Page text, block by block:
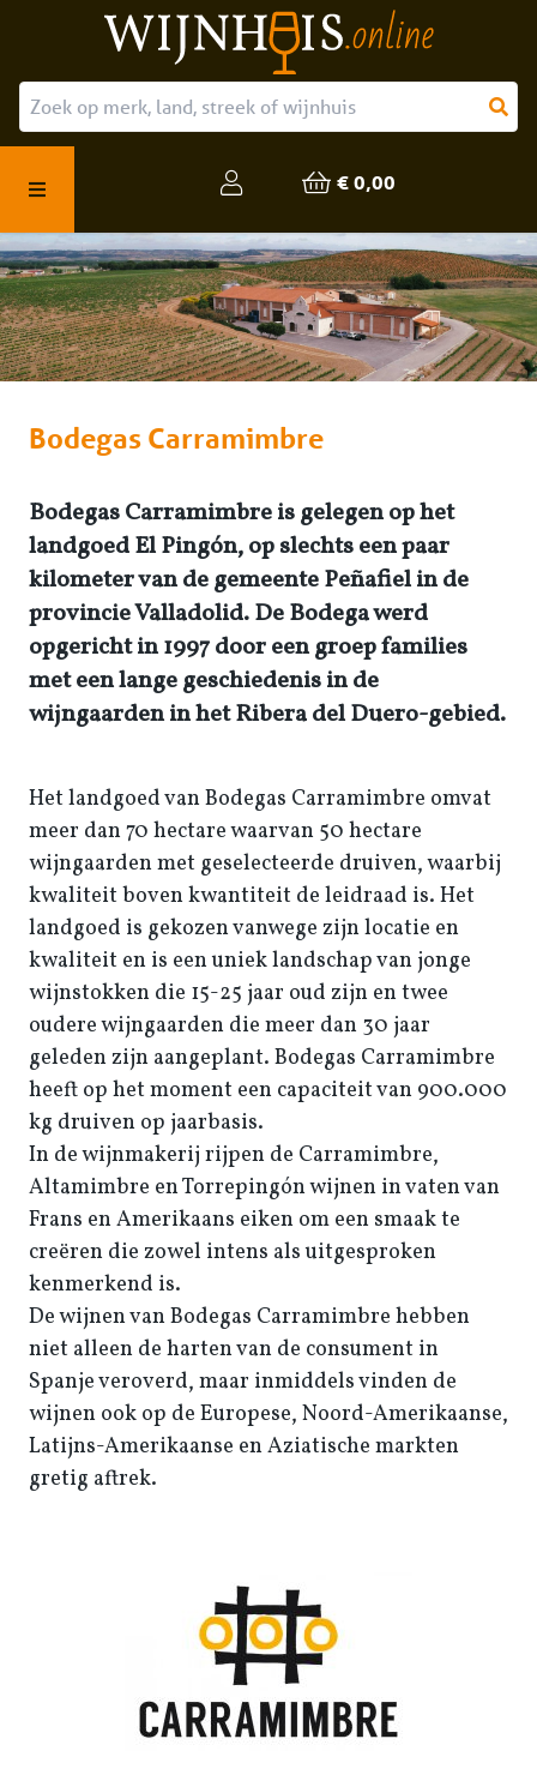
€ 0,00
Onze producten
Veelgestelde vragen
Bodegas Carramimbre
Bodegas Carramimbre is gelegen op het
landgoed El Pingón, op slechts een paar
kilometer van de gemeente Peñafiel in de
provincie Valladolid. De Bodega werd
opgericht in 1997 door een groep families
met een lange geschiedenis in de
wijngaarden in het Ribera del Duero-gebied.
Het landgoed van Bodegas Carramimbre omvat
meer dan 70 hectare waarvan 50 hectare
wijngaarden met geselecteerde druiven, waarbij
kwaliteit boven kwantiteit de leidraad is. Het
landgoed is gekozen vanwege zijn locatie en
kwaliteit en is een uniek landschap van jonge
wijnstokken die 15-25 jaar oud zijn en twee
oudere wijngaarden die meer dan 30 jaar
geleden zijn aangeplant. Bodegas Carramimbre
heeft op het moment een capaciteit van 900.000
kg druiven op jaarbasis.
In de wijnmakerij rijpen de Carramimbre,
Altamimbre en Torrepingón wijnen in vaten van
Frans en Amerikaans eiken om een smaak te
creëren die zowel intens als uitgesproken
kenmerkend is.
De wijnen van Bodegas Carramimbre hebben
niet alleen de harten van de consument in
Spanje veroverd, maar inmiddels vinden de
wijnen ook op de Europese, Noord-Amerikaanse,
Latijns-Amerikaanse en Aziatische markten
gretig aftrek.